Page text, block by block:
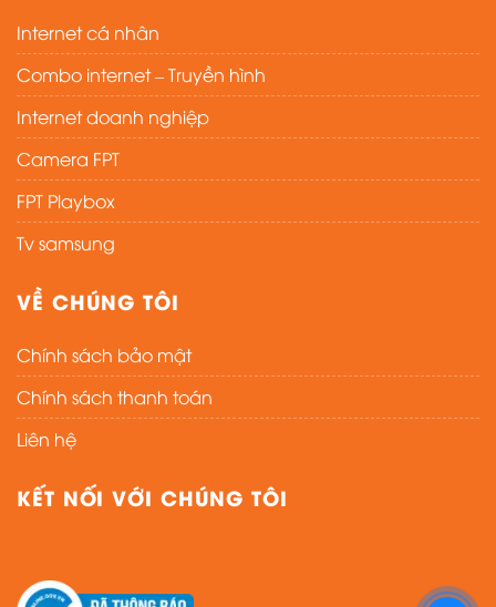
Internet cá nhân
Combo internet – Truyền hình
Internet doanh nghiệp
Camera FPT
FPT Playbox
Tv samsung
VỀ CHÚNG TÔI
Chính sách bảo mật
Chính sách thanh toán
Liên hệ
KẾT NỐI VỚI CHÚNG TÔI